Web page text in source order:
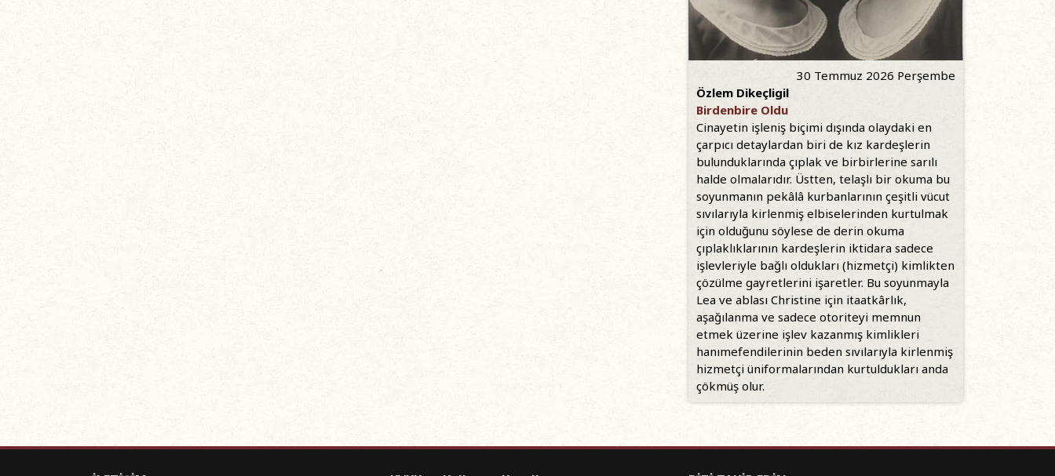
30 Temmuz 2026 Perşembe
Özlem Dikeçligil
Birdenbire Oldu
Cinayetin işleniş biçimi dışında olaydaki en
çarpıcı detaylardan biri de kız kardeşlerin
bulunduklarında çıplak ve birbirlerine sarılı
halde olmalarıdır. Üstten, telaşlı bir okuma bu
soyunmanın pekâlâ kurbanlarının çeşitli vücut
sıvılarıyla kirlenmiş elbiselerinden kurtulmak
için olduğunu söylese de derin okuma
çıplaklıklarının kardeşlerin iktidara sadece
işlevleriyle bağlı oldukları (hizmetçi) kimlikten
çözülme gayretlerini işaretler. Bu soyunmayla
Lea ve ablası Christine için itaatkârlık,
aşağılanma ve sadece otoriteyi memnun
etmek üzerine işlev kazanmış kimlikleri
hanımefendilerinin beden sıvılarıyla kirlenmiş
hizmetçi üniformalarından kurtuldukları anda
çökmüş olur.